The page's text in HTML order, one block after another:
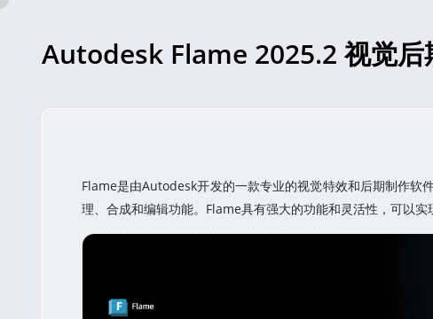
Autodesk Flame 2025.2 视觉后
Flame是由Autodesk开发的一款专业的视觉特效和后期制作软
理、合成和编辑功能。Flame具有强大的功能和灵活性，可以